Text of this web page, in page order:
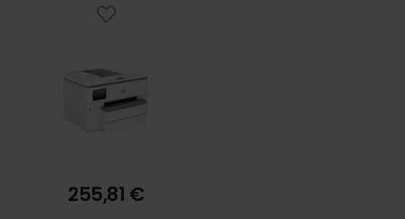
LAN/USB/Wifi
255,81 €